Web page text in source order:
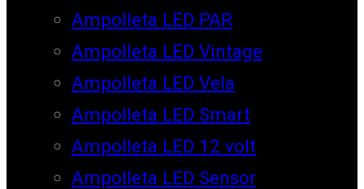
Ampolleta LED PAR
Ampolleta LED Vintage
Ampolleta LED Vela
Ampolleta LED Smart
Ampolleta LED 12 volt
Ampolleta LED Sensor